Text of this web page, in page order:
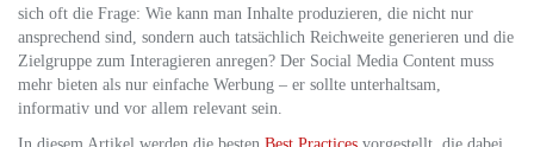
sich oft die Frage: Wie kann man Inhalte produzieren, die nicht nur
ansprechend sind, sondern auch tatsächlich Reichweite generieren und die
Zielgruppe zum Interagieren anregen? Der Social Media Content muss
mehr bieten als nur einfache Werbung – er sollte unterhaltsam,
informativ und vor allem relevant sein.